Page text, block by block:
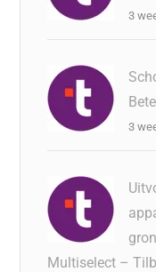
3
3
Multiselect –